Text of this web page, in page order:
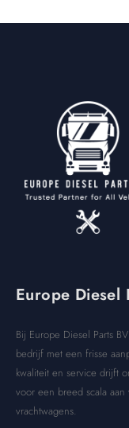
Europe Diesel
Bij Europe Diesel Parts
bedrijf met een frisse
kwaliteit en service drijft
voor een breed scala aan
vrachtwagens.